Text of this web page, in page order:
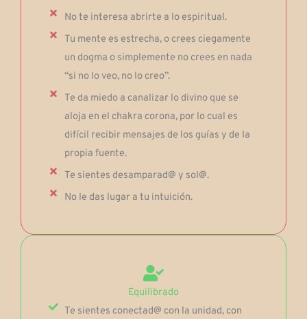
No te interesa abrirte a lo espiritual.
Tu mente es estrecha, o crees ciegamente
un dogma o simplemente no crees en nada
“si no lo veo, no lo creo”.
Te da miedo a canalizar lo divino que se
aloja en el chakra corona, por lo cual es
difícil recibir mensajes de los guías y de la
propia fuente.
Te sientes desamparad@ y sol@.
No le das lugar a tu intuición.
Equilibrado
Te sientes conectad@ con la unidad, con